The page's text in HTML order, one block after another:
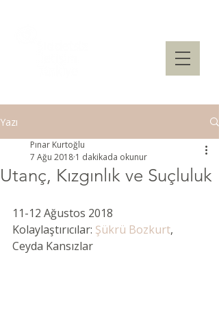
Yazı
Utanç, Kızgınlık ve Suçluluk
Pınar Kurtoğlu
7 Ağu 2018 1 dakikada okunur
11-12 Ağustos 2018
Kolaylaştırıcılar: Şükrü Bozkurt,
Ceyda Kansızlar